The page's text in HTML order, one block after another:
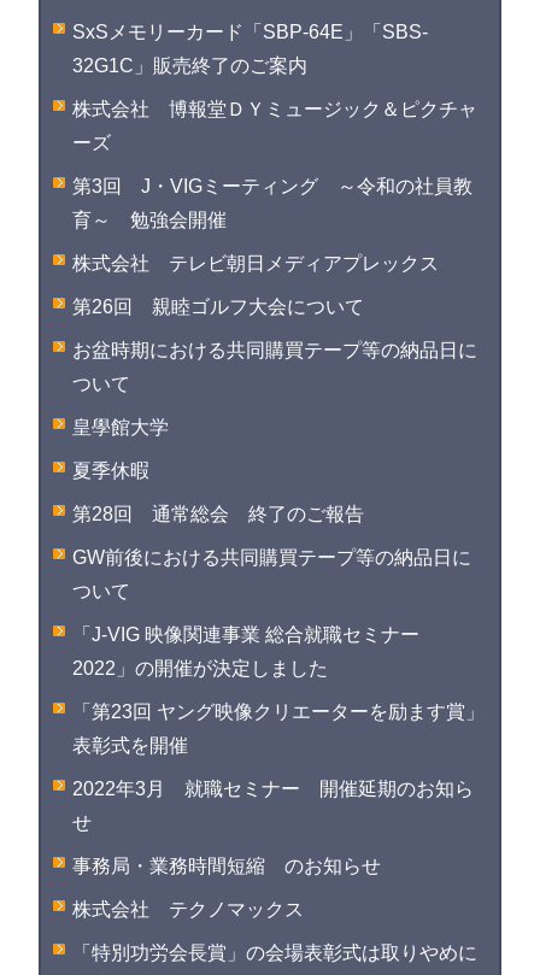
SxSメモリーカード「SBP-64E」「SBS-
32G1C」販売終了のご案内
株式会社 博報堂ＤＹミュージック＆ピクチャ
ーズ
第3回 J・VIGミーティング ～令和の社員教
育～ 勉強会開催
株式会社 テレビ朝日メディアプレックス
第26回 親睦ゴルフ大会について
お盆時期における共同購買テープ等の納品日に
ついて
皇學館大学
夏季休暇
第28回 通常総会 終了のご報告
GW前後における共同購買テープ等の納品日に
ついて
「J-VIG 映像関連事業 総合就職セミナー
2022」の開催が決定しました
「第23回 ヤング映像クリエーターを励ます賞」
表彰式を開催
2022年3月 就職セミナー 開催延期のお知ら
せ
事務局・業務時間短縮 のお知らせ
株式会社 テクノマックス
「特別功労会長賞」の会場表彰式は取りやめに